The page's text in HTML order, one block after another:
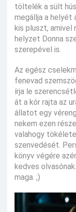
töltelék a sült
megállja a helyét
kis pluszt, amivel
helyzet Donna
szerepével is.
Az egész
fenevad
írja le
át a kór rajta az
állatot egy
nekem ezen
valahogy
szenvedését.
könyv végére
kedves
maga. ;)